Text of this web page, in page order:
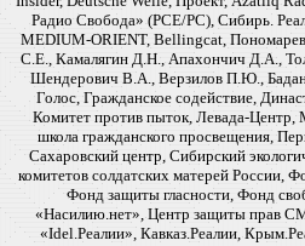
Радио Свобода» (PCE/PC), Сибирь.
MEDIUM-ORIENT, Bellingcat,
С.Е., Камалягин Д.Н., Апахончич Д.А.,
Шендерович В.А., Верзилов П.Ю.,
Голос, Гражданское содействие,
Комитет против пыток, Левада-Центр,
школа гражданского просвещения,
Сахаровский центр, Сибирский
комитетов солдатских матерей России,
Фонд защиты гласности, Фонд
«Насилию.нет», Центр защиты прав
«Idel.Реалии», Кавказ.Реалии,